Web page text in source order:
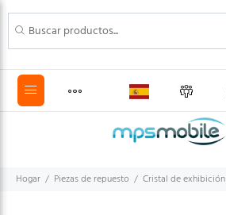
Hogar Piezas de repuesto Cristal de exhibición